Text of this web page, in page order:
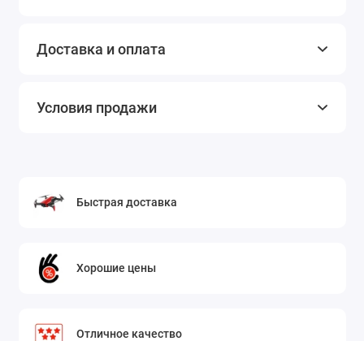
Доставка и оплата
Условия продажи
Быстрая доставка
Хорошие цены
Отличное качество